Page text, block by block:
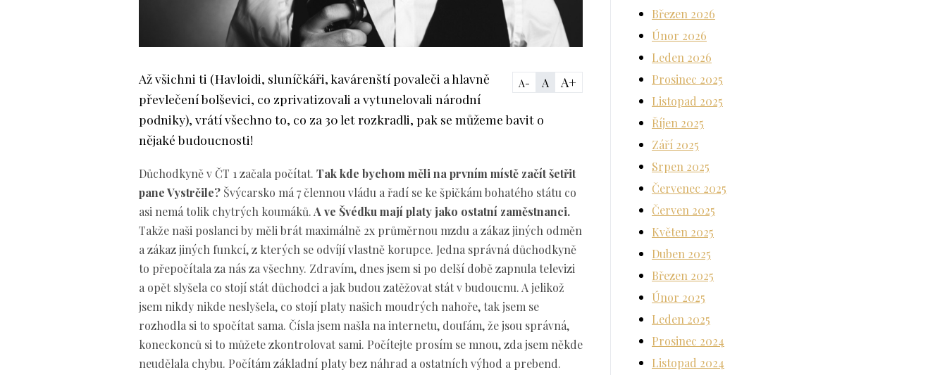
A- A A+
Až všichni ti (Havloidi, sluníčkáři, kavárenští povaleči a hlavně
převlečení bolševici, co zprivatizovali a vytunelovali národní
podniky), vrátí všechno to, co za 30 let rozkradli, pak se můžeme bavit o
nějaké budoucnosti!
Důchodkyně v ČT 1 začala počítat. Tak kde bychom měli na prvním místě začít šetřit
pane Vystrčile? Švýcarsko má 7 člennou vládu a řadí se ke špičkám bohatého státu co
asi nemá tolik chytrých koumáků.A ve Švédku mají platy jako ostatní zaměstnanci.
Takže naši poslanci by měli brát maximálně 2x průměrnou mzdu a zákaz jiných odměn
a zákaz jiných funkcí, z kterých se odvíjí vlastně korupce. Jedna správná důchodkyně
to přepočítala za nás za všechny. Zdravím, dnes jsem si po delší době zapnula televizi
a opět slyšela co stojí stát důchodci a jak budou zatěžovat stát v budoucnu. A jelikož
jsem nikdy nikde neslyšela, co stojí platy našich moudrých nahoře, tak jsem se
rozhodla si to spočítat sama. Čísla jsem našla na internetu, doufám, že jsou správná,
koneckonců si to můžete zkontrolovat sami. Počítejte prosím se mnou, zda jsem někde
neudělala chybu. Počítám základní platy bez náhrad a ostatních výhod a prebend.
Březen 2026
Únor 2026
Leden 2026
Prosinec 2025
Listopad 2025
Říjen 2025
Září 2025
Srpen 2025
Červenec 2025
Červen 2025
Květen 2025
Duben 2025
Březen 2025
Únor 2025
Leden 2025
Prosinec 2024
Listopad 2024